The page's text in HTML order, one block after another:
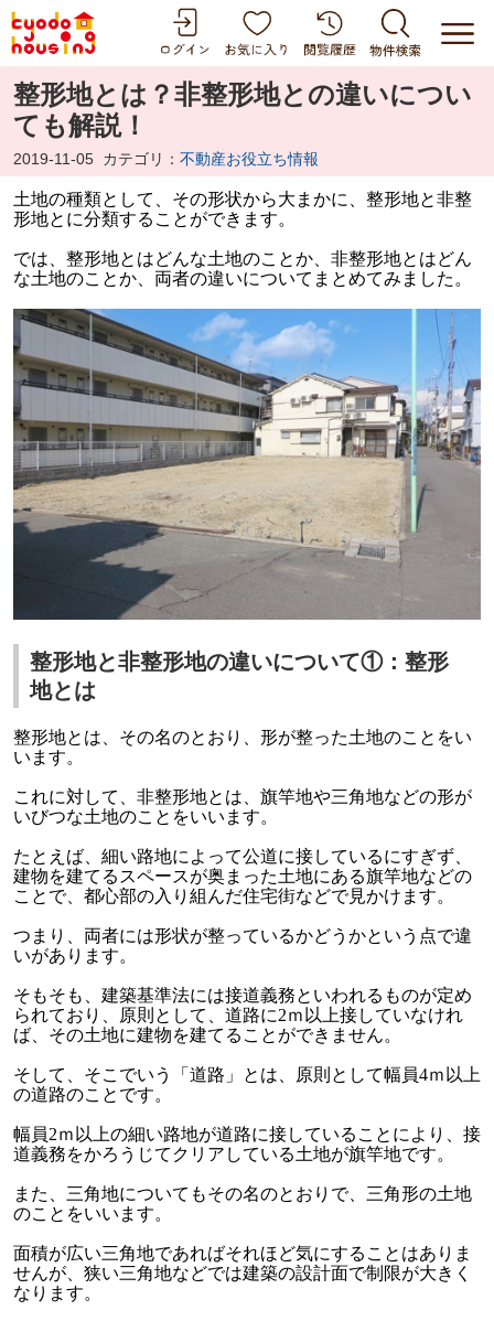
整形地とは？非整形地との違いについ
ても解説！
2019-11-05 カテゴリ： 不動産お役立ち情報
土地の種類として、その形状から大まかに、整形地と非整
形地とに分類することができます。
では、整形地とはどんな土地のことか、非整形地とはどん
な土地のことか、両者の違いについてまとめてみました。
整形地と非整形地の違いについて①：整形
地とは
整形地とは、その名のとおり、形が整った土地のことをい
います。
これに対して、非整形地とは、旗竿地や三角地などの形が
いびつな土地のことをいいます。
たとえば、細い路地によって公道に接しているにすぎず、
建物を建てるスペースが奥まった土地にある旗竿地などの
ことで、都心部の入り組んだ住宅街などで見かけます。
つまり、両者には形状が整っているかどうかという点で違
いがあります。
そもそも、建築基準法には接道義務といわれるものが定め
られており、原則として、道路に2ｍ以上接していなけれ
ば、その土地に建物を建てることができません。
そして、そこでいう「道路」とは、原則として幅員4ｍ以上
の道路のことです。
幅員2ｍ以上の細い路地が道路に接していることにより、接
道義務をかろうじてクリアしている土地が旗竿地です。
また、三角地についてもその名のとおりで、三角形の土地
のことをいいます。
面積が広い三角地であればそれほど気にすることはありま
せんが、狭い三角地などでは建築の設計面で制限が大きく
なります。